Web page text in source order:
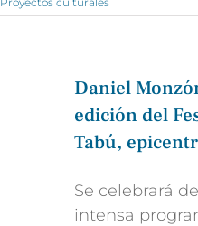
Daniel
edición del
Tabú,
Se celebrará
intensa